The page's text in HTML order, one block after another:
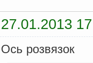
27.01.2013
Ось розвязок